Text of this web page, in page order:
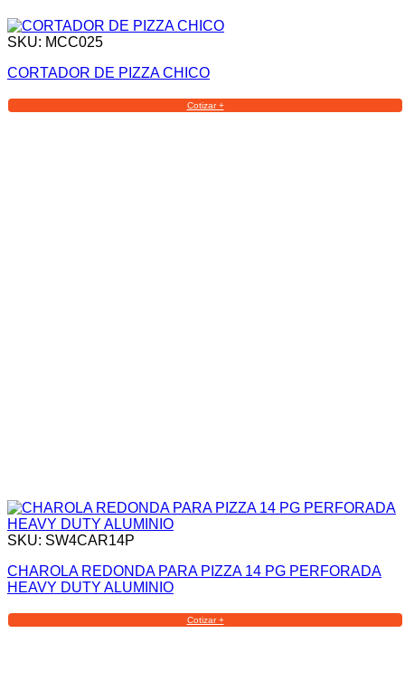
SKU: MCC025
CORTADOR DE PIZZA CHICO
Cotizar +
SKU: SW4CAR14P
CHAROLA REDONDA PARA PIZZA 14 PG PERFORADA
HEAVY DUTY ALUMINIO
Cotizar +